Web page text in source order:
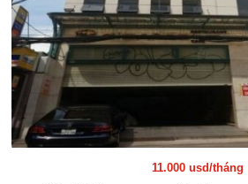
11.000 usd/tháng